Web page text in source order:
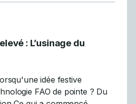
: L’usinage du
idée festive
FAO de pointe ? Du